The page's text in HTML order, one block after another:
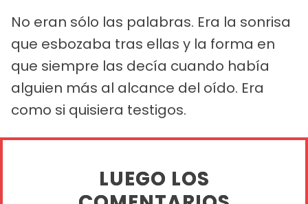
No eran sólo las palabras. Era la sonrisa
que esbozaba tras ellas y la forma en
que siempre las decía cuando había
alguien más al alcance del oído. Era
como si quisiera testigos.
LUEGO LOS